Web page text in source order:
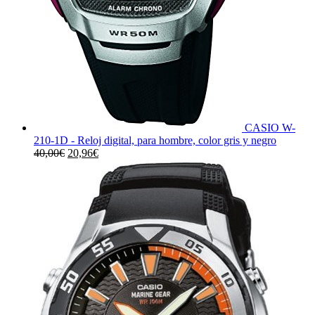
CASIO W-
210-1D - Reloj digital, para hombre, color gris y negro
40,00€ El
40,00€.
20,96€El
precio
actual
es:
20,96€.